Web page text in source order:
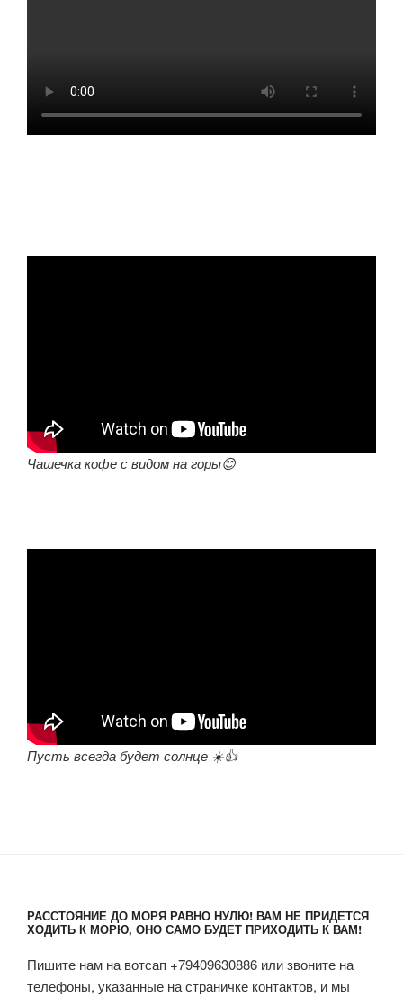
Чашечка кофе с видом на горы😊
Пусть всегда будет солнце ☀️👍
РАССТОЯНИЕ ДО МОРЯ РАВНО НУЛЮ! ВАМ НЕ ПРИДЕТСЯ
ХОДИТЬ К МОРЮ, ОНО САМО БУДЕТ ПРИХОДИТЬ К ВАМ!
Пишите нам на вотсап +79409630886 или звоните на
телефоны, указанные на страничке контактов, и мы